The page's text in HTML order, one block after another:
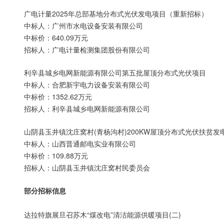
广电计量2025年总部基地分布式光伏发电项目（重新招标）
中标人：广州市水电设备安装有限公司
中标价：640.09万元
招标人：广电计量检测集团股份有限公司
利辛县城乡电网新能源有限公司第五批屋顶分布式光伏项目
中标人：合肥新宇电力设备安装有限公司
中标价：1352.62万元
招标人：利辛县城乡电网新能源有限公司
山阴县玉井镇沈庄窝村(青杨沟村)200KW屋顶分布式光伏扶贫发
中标人：山西晋通邮电实业有限公司
中标价：109.88万元
招标人：山阴县玉井镇沈庄窝村民委员会
部分招标信息
达拉特旗展旦召苏木“煤改电”清洁能源供暖项目(二)